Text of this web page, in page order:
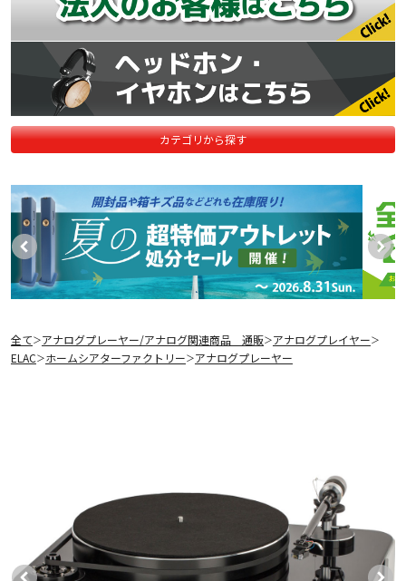
カテゴリから探す
全て＞アナログプレーヤー/アナログ関連商品 通販＞アナログプレイヤー＞
ELAC＞ホームシアターファクトリー＞アナログプレーヤー